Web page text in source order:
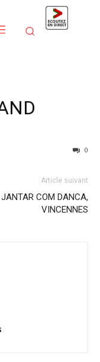
0
Article suivant
JANTAR COM DANCA,
VINCENNES